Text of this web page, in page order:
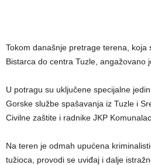
Tokom današnje pretrage terena, koja
Bistarca do centra Tuzle, angažovano
U potragu su uključene specijalne
Gorske službe spašavanja iz Tuzle i
Civilne zaštite i radnike JKP Komunalac.
Na teren je odmah upućena
tužioca, provodi se uviđaj i dalje